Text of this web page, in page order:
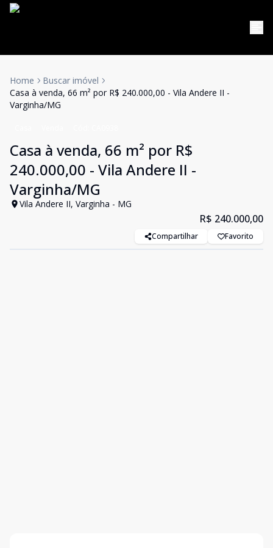
Home
Buscar imóvel
Casa à venda, 66 m² por R$ 240.000,00 - Vila Andere II -
Varginha/MG
Casa à venda, 66 m² por R$
240.000,00 - Vila Andere II -
Varginha/MG
Vila Andere II, Varginha - MG
R$ 240.000,00
Compartilhar Favorito